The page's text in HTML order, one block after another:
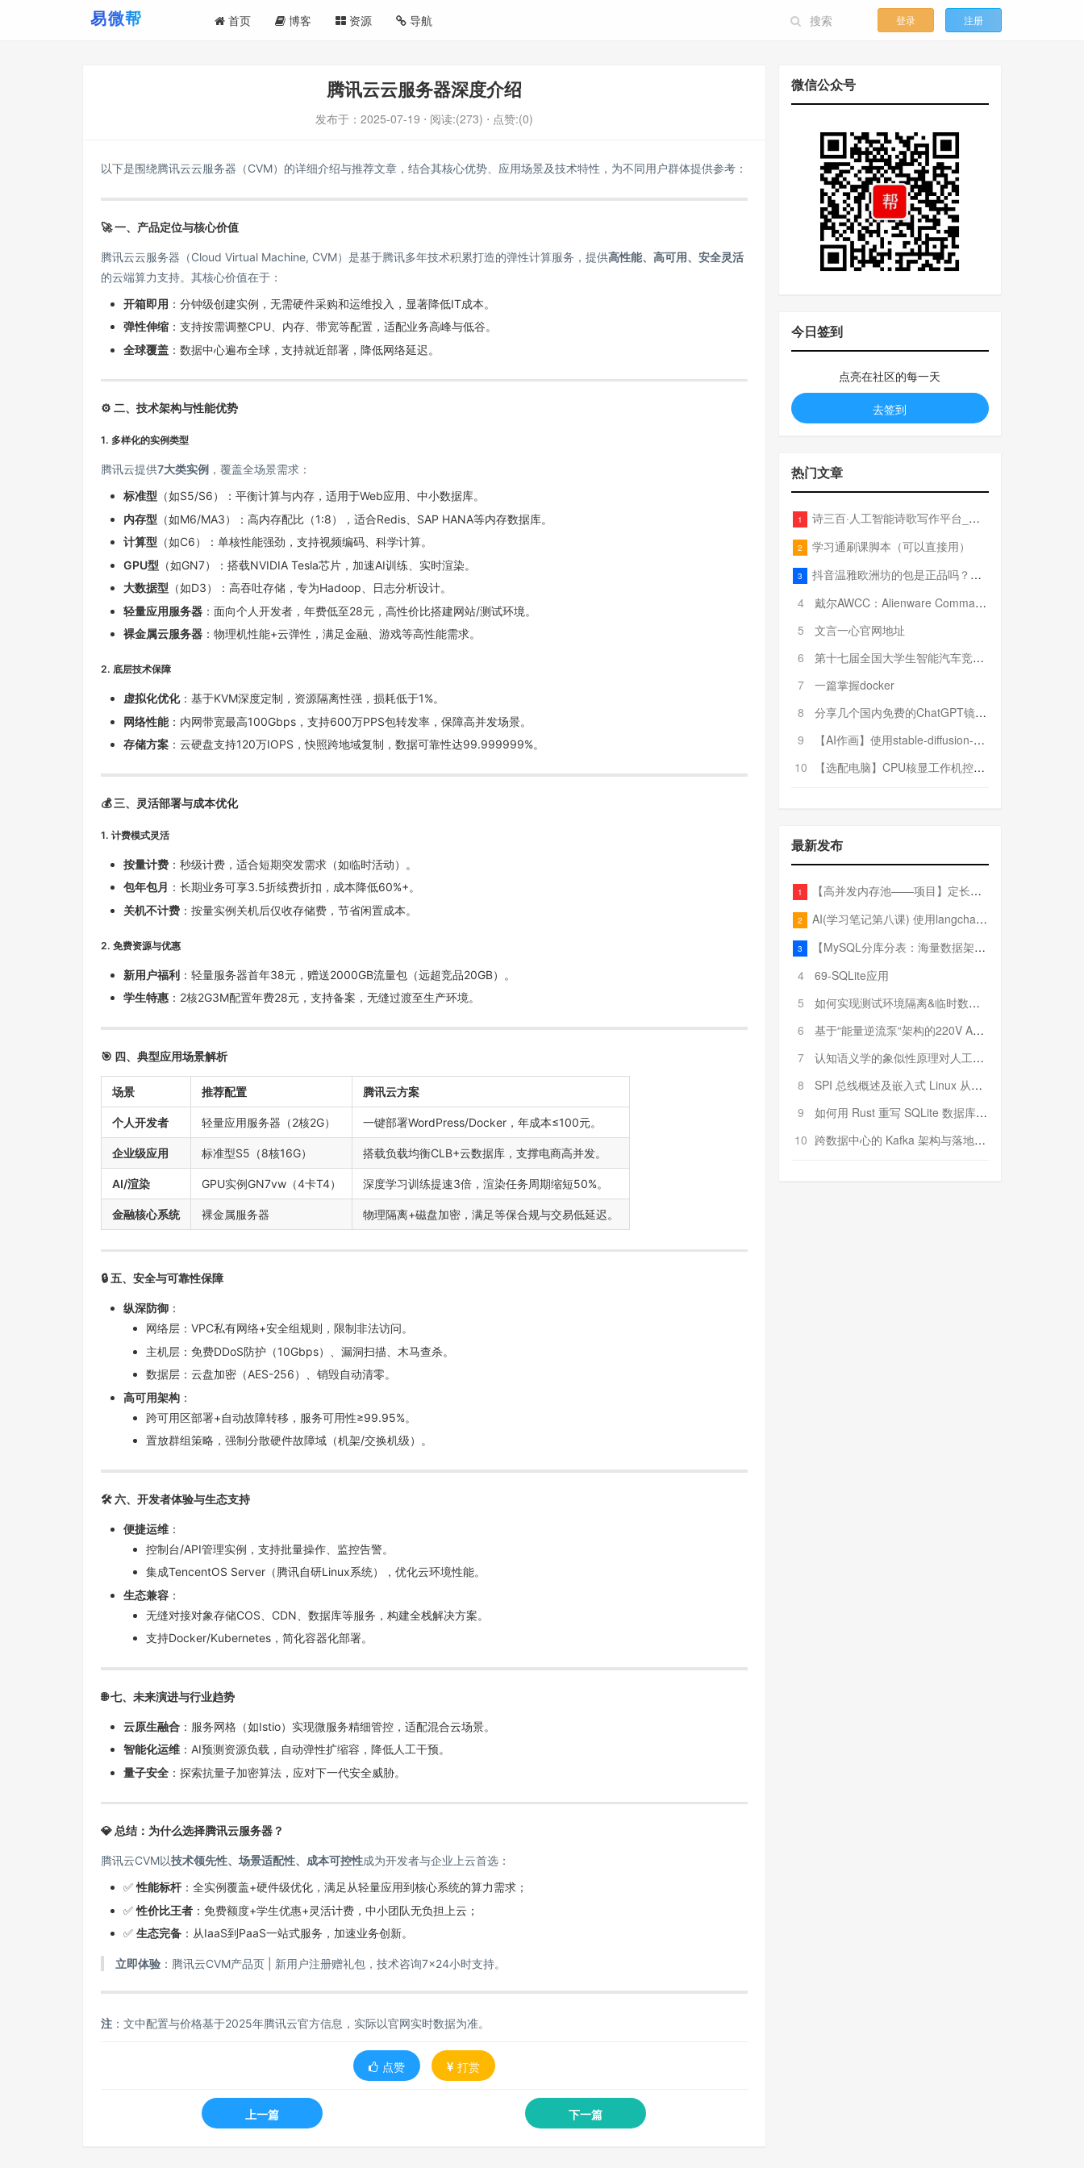
首页 博客 资源 导航 登录 注册
腾讯云云服务器深度介绍
发布于： 2025-07-19 ⋅ 阅读:(273) ⋅ 点赞:(0)
以下是围绕腾讯云云服务器（CVM）的详细介绍与推荐文章，结合其核心优势、应用场景及技术特性，为不同用户群体提供参考：
🚀一、产品定位与核心价值
腾讯云云服务器（Cloud Virtual Machine, CVM）是基于腾讯多年技术积累打造的弹性计算服务，提供高性能、高可用、安全灵活
的云端算力支持。其核心价值在于：
开箱即用 ：分钟级创建实例，无需硬件采购和运维投入，显著降低IT成本。
弹性伸缩 ：支持按需调整CPU、内存、带宽等配置，适配业务高峰与低谷。
全球覆盖 ：数据中心遍布全球，支持就近部署，降低网络延迟。
⚙️ 二、技术架构与性能优势
1. 多样化的实例类型
腾讯云提供7大类实例 ，覆盖全场景需求：
标准型 （如S5/S6）：平衡计算与内存，适用于Web应用、中小数据库。
内存型 （如M6/MA3）：高内存配比（1:8），适合Redis、SAP HANA等内存数据库。
计算型 （如C6）：单核性能强劲，支持视频编码、科学计算。
GPU型 （如GN7）：搭载NVIDIA Tesla芯片，加速AI训练、实时渲染。
大数据型 （如D3）：高吞吐存储，专为Hadoop、日志分析设计。
轻量应用服务器 ：面向个人开发者，年费低至28元，高性价比搭建网站/测试环境。
裸金属云服务器 ：物理机性能+云弹性，满足金融、游戏等高性能需求。
2. 底层技术保障
虚拟化优化：基于KVM深度定制，资源隔离性强，损耗低于1%。
网络性能：内网带宽最高100Gbps，支持600万PPS包转发率，保障高并发场景。
存储方案 ：云硬盘支持120万IOPS，快照跨地域复制，数据可靠性达99.999999%。
💰三、灵活部署与成本优化
1. 计费模式灵活
按量计费 ：秒级计费，适合短期突发需求（如临时活动）。
包年包月 ：长期业务可享3.5折续费折扣，成本降低60%+。
关机不计费 ：按量实例关机后仅收存储费，节省闲置成本。
2. 免费资源与优惠
新用户福利 ：轻量服务器首年38元，赠送2000GB流量包（远超竞品20GB）。
学生特惠 ：2核2G3M配置年费28元，支持备案，无缝过渡至生产环境。
🎯 四、典型应用场景解析
场景 推荐配置 腾讯云方案
个人开发者 轻量应用服务器（2核2G） 一键部署WordPress/Docker，年成本≤100元。
企业级应用 标准型S5（8核16G） 搭载负载均衡CLB+云数据库，支撑电商高并发。
AI/渲染 GPU实例GN7vw（4卡T4） 深度学习训练提速3倍，渲染任务周期缩短50%。
金融核心系统 裸金属服务器 物理隔离+磁盘加密，满足等保合规与交易低延迟。
🔒五、安全与可靠性保障
纵深防御 ：
网络层：VPC私有网络+安全组规则，限制非法访问。
主机层：免费DDoS防护（10Gbps）、漏洞扫描、木马查杀。
数据层：云盘加密（AES-256）、销毁自动清零。
高可用架构 ：
跨可用区部署+自动故障转移，服务可用性≥99.95%。
置放群组策略，强制分散硬件故障域（机架/交换机级）。
🛠️六、开发者体验与生态支持
便捷运维 ：
控制台/API管理实例，支持批量操作、监控告警。
集成TencentOS Server（腾讯自研Linux系统），优化云环境性能。
生态兼容 ：
无缝对接对象存储COS、CDN、数据库等服务，构建全栈解决方案。
支持Docker/Kubernetes，简化容器化部署。
🌐七、未来演进与行业趋势
云原生融合 ：服务网格（如Istio）实现微服务精细管控，适配混合云场景。
智能化运维 ：AI预测资源负载，自动弹性扩缩容，降低人工干预。
量子安全 ：探索抗量子加密算法，应对下一代安全威胁。
💎 总结：为什么选择腾讯云服务器？
腾讯云CVM以技术领先性、场景适配性、成本可控性成为开发者与企业上云首选：
✅性能标杆：全实例覆盖+硬件级优化，满足从轻量应用到核心系统的算力需求；
✅性价比王者 ：免费额度+学生优惠+灵活计费，中小团队无负担上云；
✅ 生态完备 ：从IaaS到PaaS一站式服务，加速业务创新。
立即体验： 腾讯云CVM产品页| 新用户注册赠礼包，技术咨询7×24小时支持。
注 ：文中配置与价格基于2025年腾讯云官方信息，实际以官网实时数据为准。
点赞 打赏
上一篇 下一篇
微信公众号
今日签到
点亮在社区的每一天
去签到
热门文章
1 诗三百·人工智能诗歌写作平台_在线作诗机_藏头诗生成器_电脑对联_姓名作诗
2 学习通刷课脚本（可以直接用）
3
抖音温雅欧洲坊的包是正品吗？温雅卖的包为啥那么便宜？
4
戴尔AWCC：Alienware Command Center 故障排除方法，里面附有超全详解呦，快来快来，欢迎观看~
5
文言一心官网地址
6
第十七届全国大学生智能汽车竞赛全国总决赛参赛队伍奖项公告
7
一篇掌握docker
8
分享几个国内免费的ChatGPT镜像网址(亲测有效-4月25日更新)
9
【AI作画】使用stable-diffusion-webui搭建AI作画平台
10
【选配电脑】CPU核显工作机控制预算5000
最新发布
1 【高并发内存池——项目】定长内存池——开胃小菜
2 AI(学习笔记第八课) 使用langchain的embedding models
3
【MySQL分库分表：海量数据架构的终极解决方案】
4
69-SQLite应用
5
如何实现测试环境隔离&临时数据库（pytest+SQLite）
6
基于“能量逆流泵“架构的220V AC至20V DC 300W高效电源设计
7
认知语义学的象似性原理对人工智能自然语言处理深层语义分析的影响与启示
8
SPI 总线概述及嵌入式 Linux 从属 SPI 设备驱动程序开发（第二部分，实践）
9
如何用 Rust 重写 SQLite 数据库（二）:是否有市场空间？
10 跨数据中心的 Kafka 架构与落地实战